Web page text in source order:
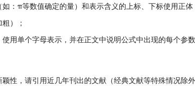
：π等数值确定的量）和表示含义的上标、下标使用正体
）；
用单个字母表示，并在正文中说明公式中出现的每个参
性，请引用近几年刊出的文献（经典文献等特殊情况除外